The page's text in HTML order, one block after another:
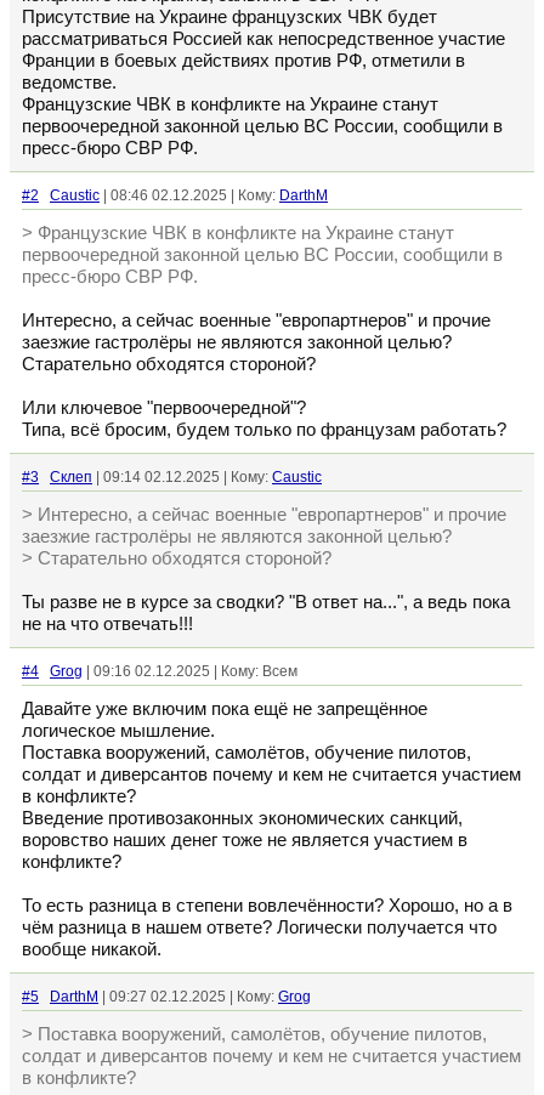
Присутствие на Украине французских ЧВК будет
рассматриваться Россией как непосредственное участие
Франции в боевых действиях против РФ, отметили в
ведомстве.
Французские ЧВК в конфликте на Украине станут
первоочередной законной целью ВС России, сообщили в
пресс-бюро СВР РФ.
#2 Caustic | 08:46 02.12.2025 | Кому: DarthM
> Французские ЧВК в конфликте на Украине станут
первоочередной законной целью ВС России, сообщили в
пресс-бюро СВР РФ.
Интересно, а сейчас военные "европартнеров" и прочие
заезжие гастролёры не являются законной целью?
Старательно обходятся стороной?
Или ключевое "первоочередной"?
Типа, всё бросим, будем только по французам работать?
#3 Склеп | 09:14 02.12.2025 | Кому: Caustic
> Интересно, а сейчас военные "европартнеров" и прочие
заезжие гастролёры не являются законной целью?
> Старательно обходятся стороной?
Ты разве не в курсе за сводки? "В ответ на...", а ведь пока
не на что отвечать!!!
#4 Grog | 09:16 02.12.2025 | Кому: Всем
Давайте уже включим пока ещё не запрещённое
логическое мышление.
Поставка вооружений, самолётов, обучение пилотов,
солдат и диверсантов почему и кем не считается участием
в конфликте?
Введение противозаконных экономических санкций,
воровство наших денег тоже не является участием в
конфликте?
То есть разница в степени вовлечённости? Хорошо, но а в
чём разница в нашем ответе? Логически получается что
вообще никакой.
#5 DarthM | 09:27 02.12.2025 | Кому: Grog
> Поставка вооружений, самолётов, обучение пилотов,
солдат и диверсантов почему и кем не считается участием
в конфликте?